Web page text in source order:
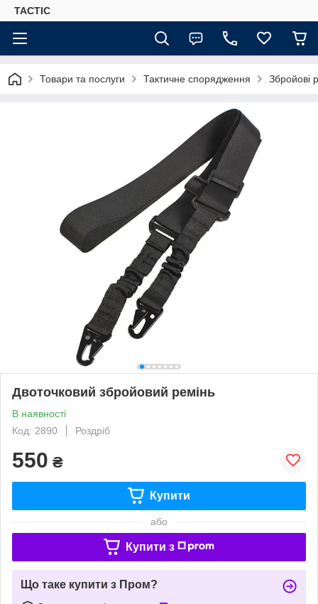
TACTIC
Товари та послуги Тактичне спорядження Збройові
Двоточковий збройовий ремінь
В наявності
Код: 2890
Роздріб
550 ₴
Купити
або
Купити з
Що таке купити з Пром?